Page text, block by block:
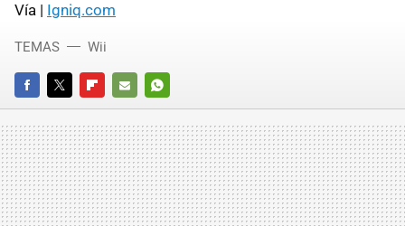
Vía | Igniq.com
FACEBOOKTWITTERFLIPBOARD
E-
MAIL
WHATSAPP
TEMAS Wii